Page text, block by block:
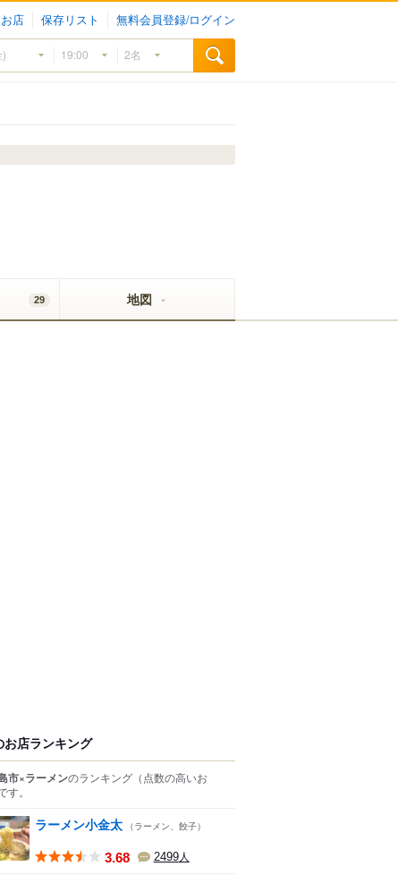
店 保存リスト 無料会員登録/ログイン
29 地図
お店ランキング
市×ラーメンのランキング （点数の高いお
す。
ラーメン小金太 （ラーメン、餃子）
3.68 2499人